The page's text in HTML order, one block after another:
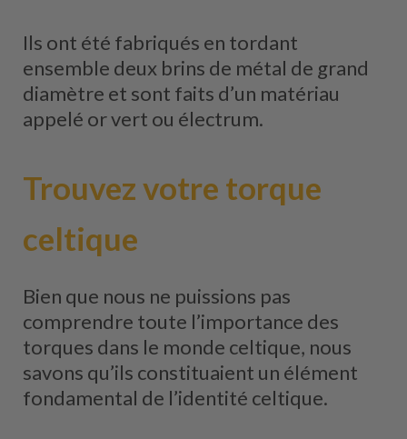
Ils ont été fabriqués en tordant
ensemble deux brins de métal de grand
diamètre et sont faits d’un matériau
appelé or vert ou électrum.
Trouvez votre torque
celtique
Bien que nous ne puissions pas
comprendre toute l’importance des
torques dans le monde celtique, nous
savons qu’ils constituaient un élément
fondamental de l’identité celtique.